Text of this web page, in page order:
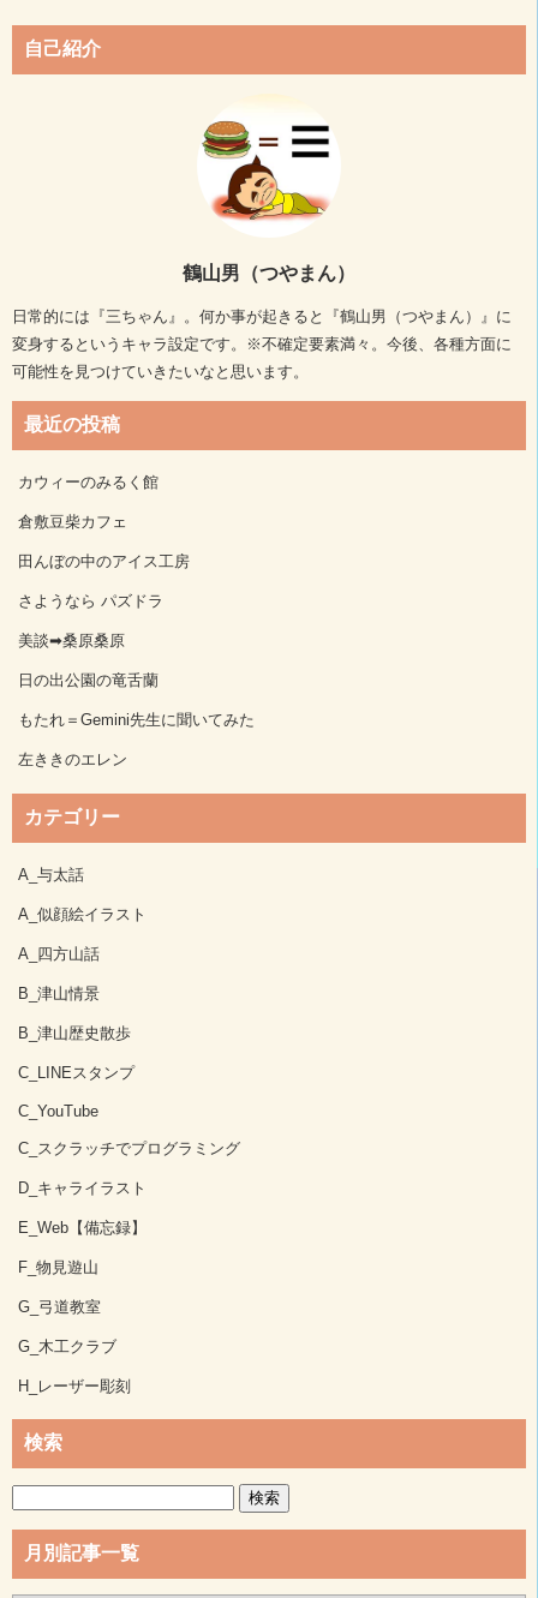
自己紹介
鶴山男（つやまん）
日常的には『三ちゃん』。何か事が起きると『鶴山男（つやまん）』に
変身するというキャラ設定です。※不確定要素満々。今後、各種方面に
可能性を見つけていきたいなと思います。
最近の投稿
カウィーのみるく館
倉敷豆柴カフェ
田んぼの中のアイス工房
さようなら パズドラ
美談➡桑原桑原
日の出公園の竜舌蘭
もたれ＝Gemini先生に聞いてみた
左ききのエレン
カテゴリー
A_与太話
A_似顔絵イラスト
A_四方山話
B_津山情景
B_津山歴史散歩
C_LINEスタンプ
C_YouTube
C_スクラッチでプログラミング
D_キャライラスト
E_Web【備忘録】
F_物見遊山
G_弓道教室
G_木工クラブ
H_レーザー彫刻
検索
月別記事一覧